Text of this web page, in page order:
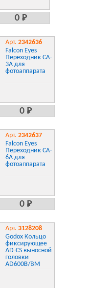
0 Р
Арт. 2342636
Falcon Eyes
Переходник CA-
3A для
фотоаппарата
0 Р
Арт. 2342637
Falcon Eyes
Переходник CA-
6A для
фотоаппарата
0 Р
Арт. 3128208
Godox Кольцо
фиксирующее
AD-CS выносной
головки
AD600B/BM